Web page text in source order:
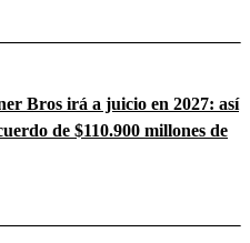
Bros irá a juicio en 2027: así
de $110.900 millones de